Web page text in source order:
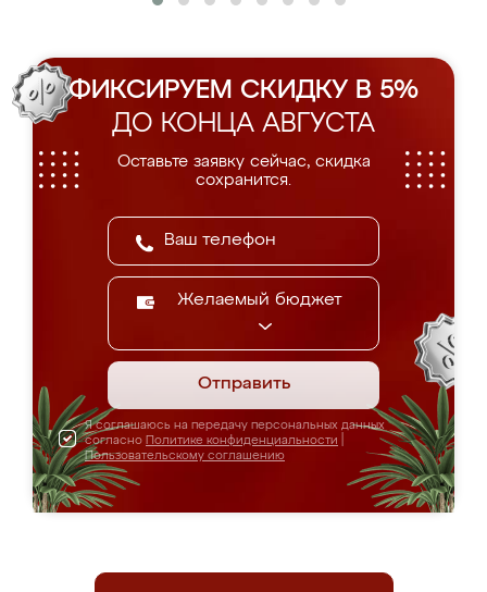
ФИКСИРУЕМ СКИДКУ В 5%
ДО КОНЦА АВГУСТА
Оставьте заявку сейчас, скидка
сохранится.
Желаемый бюджет
Отправить
Я соглашаюсь на передачу персональных данных
согласно Политике конфиденциальности
Пользовательскому соглашению